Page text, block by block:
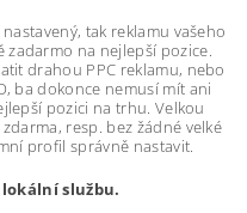
tak reklamu vašeho
na nejlepší pozice.
drahou PPC reklamu, nebo
ba dokonce nemusí mít ani
pozici na trhu. Velkou
resp. bez žádné velké
profil správně nastavit.
lokální službu.